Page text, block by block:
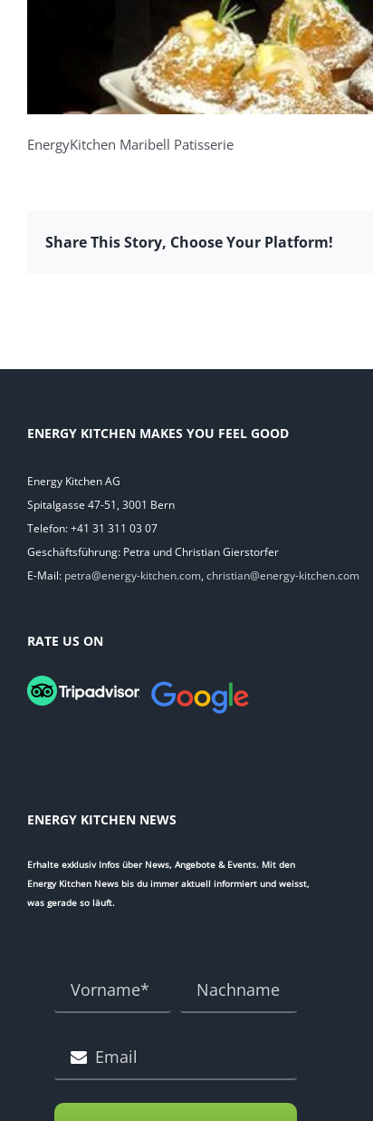
EnergyKitchen Maribell Patisserie
Share This Story, Choose Your Platform!
ENERGY KITCHEN MAKES YOU FEEL GOOD
Energy Kitchen AG
Spitalgasse 47-51, 3001 Bern
Telefon: +41 31 311 03 07
Geschäftsführung: Petra und Christian Gierstorfer
E-Mail: petra@energy-kitchen.com, christian@energy-kitchen.com
RATE US ON
ENERGY KITCHEN NEWS
Erhalte exklusiv Infos über News, Angebote & Events. Mit den
Energy Kitchen News bis du immer aktuell informiert und weisst,
was gerade so läuft.